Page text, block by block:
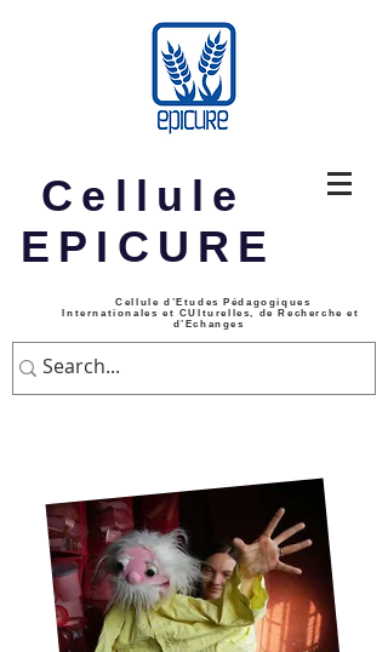
Cellule
EPICURE
Cellule d’Etudes Pédagogiques
Internationales et CUlturelles, de Recherche et
d’Echanges